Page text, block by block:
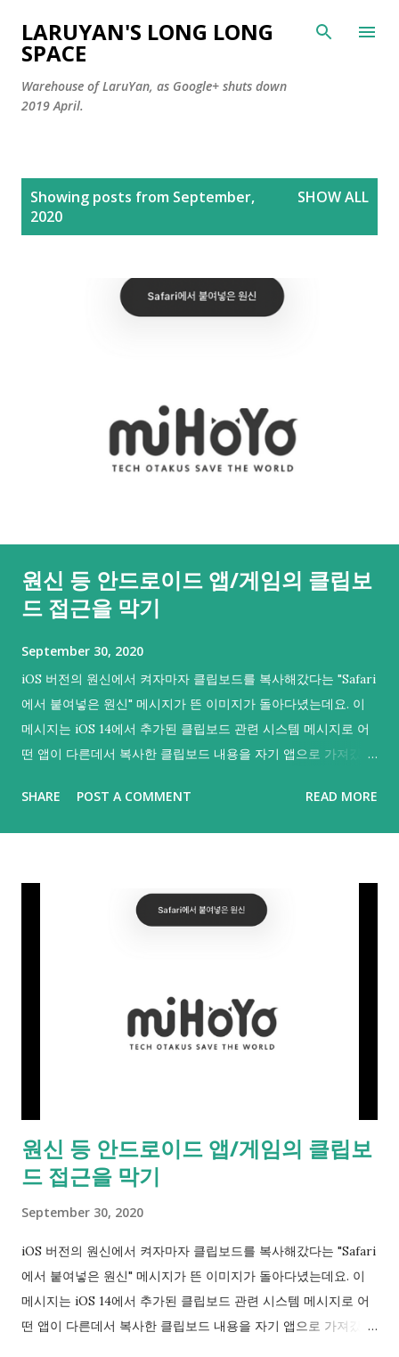
Skip to main content
LARUYAN'S LONG LONG
SPACE
Warehouse of LaruYan, as Google+ shuts down
2019 April.
Showing posts from September,
2020
SHOW ALL
원신 등 안드로이드 앱/게임의 클립보
드 접근을 막기
September 30, 2020
iOS 버전의 원신에서 켜자마자 클립보드를 복사해갔다는 "Safari
에서 붙여넣은 원신" 메시지가 뜬 이미지가 돌아다녔는데요. 이
메시지는 iOS 14에서 추가된 클립보드 관련 시스템 메시지로 어
떤 앱이 다른데서 복사한 클립보드 내용을 자기 앱으로 가져갔음
여러 앱에서 클립보드를 복사해갔다는 것이 들통나 시끄러웠기
스를 갖지 않은 백그라운드 앱이 클립보드를 읽어갈 수 없으니 기
본적인 부분은 안심하셔도 되요. 그러면... 이번 경우처럼 포어그
막는 제어 기능은 없더라구요. 😂😂 그렇다고 낙심하지 마세요. 3
년전 xda 글 에 따르면 adb 명령을 통해 클립보드 접근을 제어할
수 있다고 하니까요. adb shell 을 실행하시려면 PC에서는 여기
통해 확인하실 수 있는데 대략적으로는 설정 앱의 기기 정보에서
'빌드 번호'를 8번 이상 누르고 화면 잠금(설정된 경우에만)을 풀
의 자리의 명령 프롬프트가 열려 편해요. 그리고 한 번 클립보드
접근하는 앱이 얼마나 많은지 확인해볼까요. 개발자가
READ_CLIPBOARD 권한을 선언한 앱은 설치 후 이 권한이 자동
으로 주어져요. 접근 허용된 앱> ad...
SHARE POST A COMMENT READ MORE
원신 등 안드로이드 앱/게임의 클립보
드 접근을 막기
September 30, 2020
iOS 버전의 원신에서 켜자마자 클립보드를 복사해갔다는 "Safari
에서 붙여넣은 원신" 메시지가 뜬 이미지가 돌아다녔는데요. 이
메시지는 iOS 14에서 추가된 클립보드 관련 시스템 메시지로 어
떤 앱이 다른데서 복사한 클립보드 내용을 자기 앱으로 가져갔음